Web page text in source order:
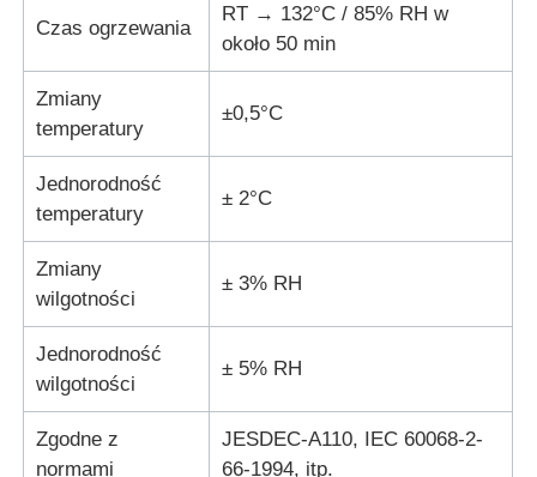
Czas ogrzewania
RT → 132°C / 85% RH w
około 50 min
Zmiany
temperatury
±0,5°C
Jednorodność
temperatury
± 2°C
Zmiany
wilgotności
± 3% RH
Jednorodność
wilgotności
± 5% RH
Zgodne z
normami
JESDEC-A110, IEC 60068-2-
66-1994, itp.